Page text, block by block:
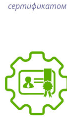
сертификатом